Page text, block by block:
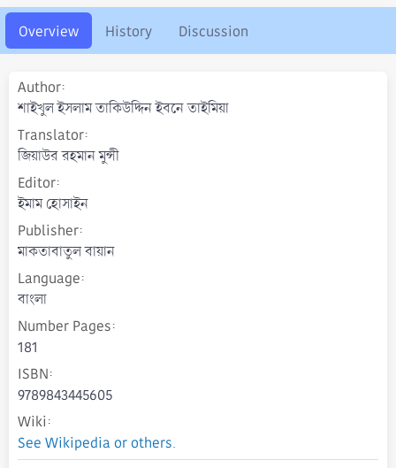
r
i
e
Overview History Discussion
Author
শাইখুল ইসলাম তাকিউদ্দিন ইবনে তাইমিয়া
Translator
জিয়াউর রহমান মুন্সী
Editor
ইমাম হোসাইন
Publisher
মাকতাবাতুল বায়ান
Language
বাংলা
Number Pages
181
ISBN
9789843445605
Wiki
See Wikipedia or others.